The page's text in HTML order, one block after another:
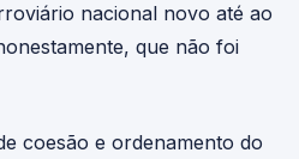
nacional novo até ao
que não foi
coesão e ordenamento do